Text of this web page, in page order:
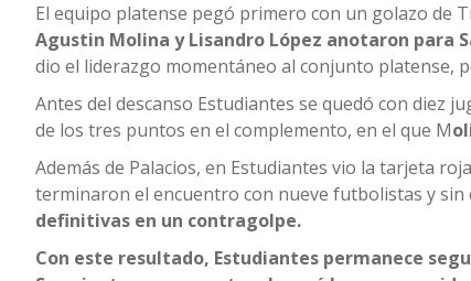
El equipo platense pegó primero con un golazo de
Agustin Molina y Lisandro López anotaron para
dio el liderazgo momentáneo al conjunto platense,
Antes del descanso Estudiantes se quedó con diez
de los tres puntos en el complemento, en el que M
Además de Palacios, en Estudiantes vio la tarjeta
terminaron el encuentro con nueve futbolistas y
definitivas en un contragolpe.
Con este resultado, Estudiantes permanece